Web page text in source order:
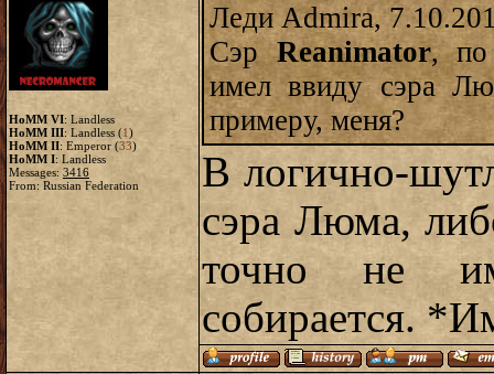
HoMM VI: Landless
HoMM III: Landless (1)
HoMM II: Emperor (33)
HoMM I: Landless
Messages: 3416
From: Russian Federation
Леди Admira,
СэрReanimator,
имел ввиду сэра
примеру, меня?
В логично-
сэра Люма,
точно не
собирается.